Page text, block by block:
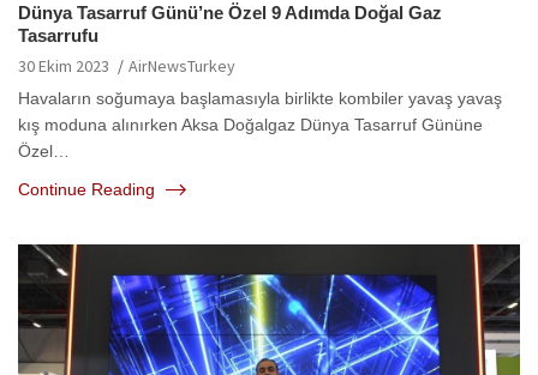
Dünya Tasarruf Günü’ne Özel 9 Adımda Doğal Gaz
Tasarrufu
30 Ekim 2023 AirNewsTurkey
Havaların soğumaya başlamasıyla birlikte kombiler yavaş yavaş
kış moduna alınırken Aksa Doğalgaz Dünya Tasarruf Gününe
Özel…
Continue Reading